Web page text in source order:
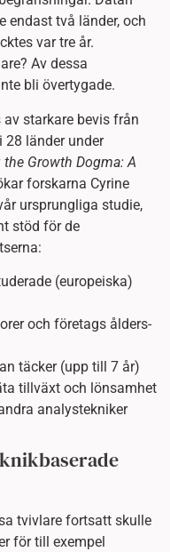
endast två länder, och
var tre år.
Av dessa
bli övertygade.
starkare bevis från
28 länder under
Growth Dogma: A
forskarna Cyrine
ursprungliga studie,
stöd för de
(europeiska)
och företags ålders-
täcker (upp till 7 år)
tillväxt och lönsamhet
analystekniker
tvivlare fortsatt skulle
för till exempel